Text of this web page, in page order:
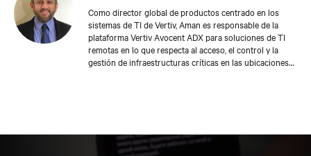
Como director global de productos centrado en los
sistemas de TI de Vertiv, Aman es responsable de la
plataforma Vertiv Avocent ADX para soluciones de TI
remotas en lo que respecta al acceso, el control y la
gestión de infraestructuras críticas en las ubicaciones